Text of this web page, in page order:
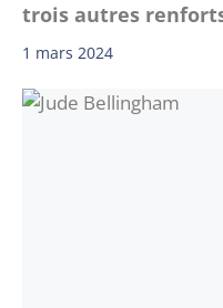
trois autres
1 mars 2024